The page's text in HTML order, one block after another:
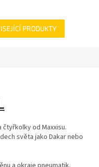
PRODUKTY
od Maxxisu.
světa jako Dakar nebo